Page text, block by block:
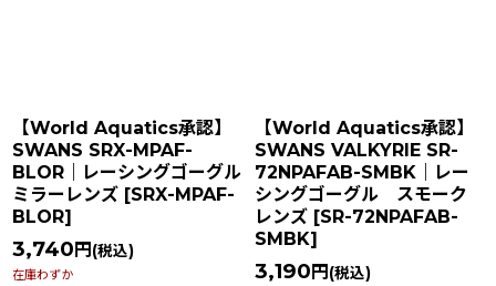
【World Aquatics承認】
SWANS SRX-MPAF-
BLOR｜レーシングゴーグル
ミラーレンズ [SRX-MPAF-
BLOR]
3,740 円 (税込)
在庫わずか
【World Aquatics承認】
SWANS VALKYRIE SR-
72NPAFAB-SMBK｜レー
シングゴーグル スモーク
レンズ [SR-72NPAFAB-
SMBK]
3,190 円 (税込)